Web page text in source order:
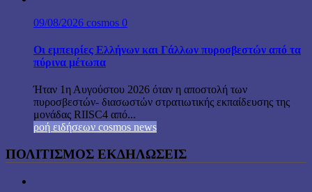
09/08/2026 cosmos 0
Οι εμπειρίες Ελλήνων και Γάλλων πυροσβεστών από τα
πύρινα μέτωπα
Ήταν 1η Αυγούστου 2026 όταν η αποστολή των
πυροσβεστών- διασωστών στρατιωτικής εκπαίδευσης της
μονάδας RIISC4 από...
ροή ειδήσεων cosmos news
ΠΟΛΙΤΙΣΜΟΣ ΕΚΔΗΛΩΣΕΙΣ